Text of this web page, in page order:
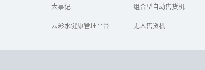
射、神舟十一号飞船上发
大事记
云彩水健康管理平台
组合型自动售货机
无人售货机